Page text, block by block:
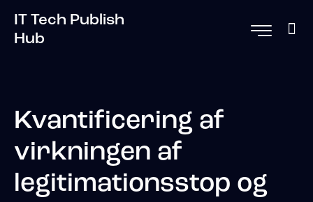
IT Tech Publish
Hub
Kvantificering af
virkningen af ​​
legitimationsstop og